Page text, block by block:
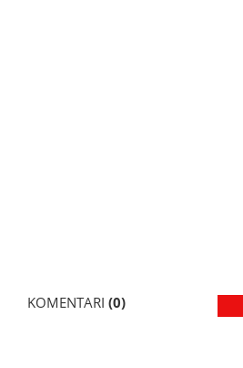
KOMENTARI (0)